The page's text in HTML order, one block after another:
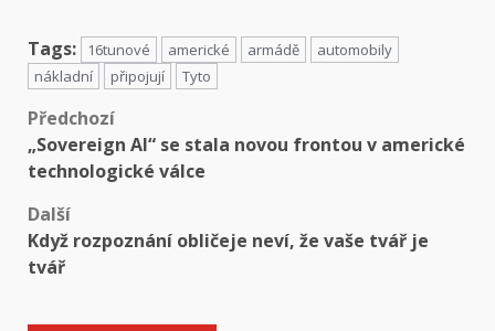
Tags: 16tunové americké armádě
automobily
nákladní
připojují Tyto
Předchozí
„Sovereign AI“ se stala novou frontou v americké
technologické válce
Další
Když rozpoznání obličeje neví, že vaše tvář je
tvář